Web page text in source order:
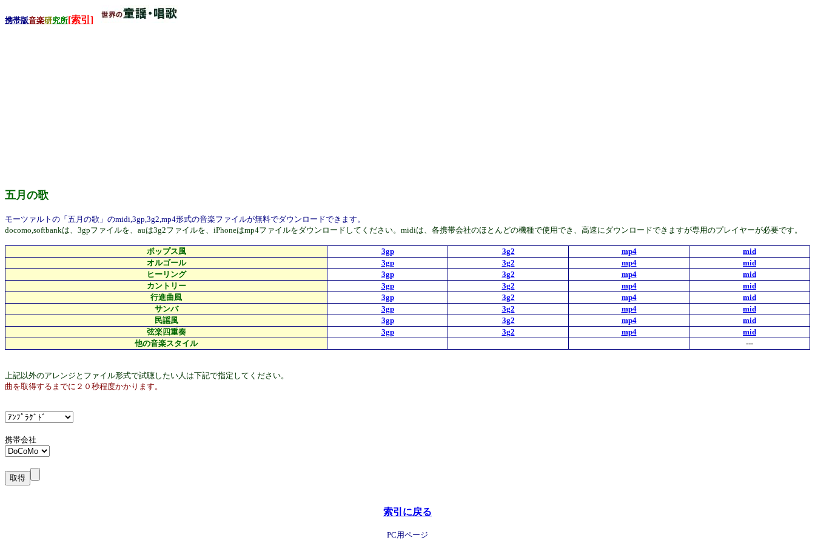
携帯版音楽研究所[索引]
五月の歌
モーツァルトの「五月の歌」のmidi,3gp,3g2,mp4形式の音楽ファイルが無料でダウンロードできます。
docomo,softbankは、3gpファイルを、auは3g2ファイルを、iPhoneはmp4ファイルをダウンロードしてください。midiは、各携帯会社のほとんどの機種で使用でき、高速にダウンロードできますが専用のプレイヤーが必要です。
ポップス風 3gp 3g2 mp4
mid
オルゴール
3gp 3g2 mp4
mid
ヒーリング
3gp 3g2 mp4
mid
カントリー
3gp 3g2 mp4
mid
行進曲風
3gp 3g2 mp4
mid
サンバ
3gp 3g2 mp4
mid
民謡風
3gp 3g2 mp4
mid
弦楽四重奏
3gp 3g2 mp4
mid
他の音楽スタイル
---
上記以外のアレンジとファイル形式で試聴したい人は下記で指定してください。
曲を取得するまでに２０秒程度かかります。
携帯会社
索引に戻る
PC用ページ